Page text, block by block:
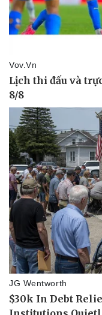
Pháp luật
Vụ án
Tin nóng
Tư vấn luật